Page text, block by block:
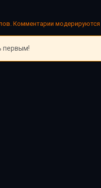
Комментарии модерируются
первым!